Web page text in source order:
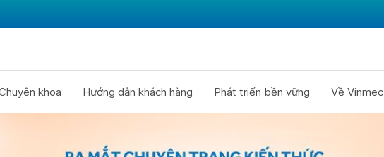
khoa Hướng dẫn khách hàng Phát triển bền vững Về Vinmec